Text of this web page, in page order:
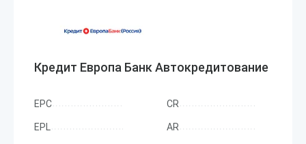
Кредит Европа Банк Автокредитование
EPC CR
EPL AR